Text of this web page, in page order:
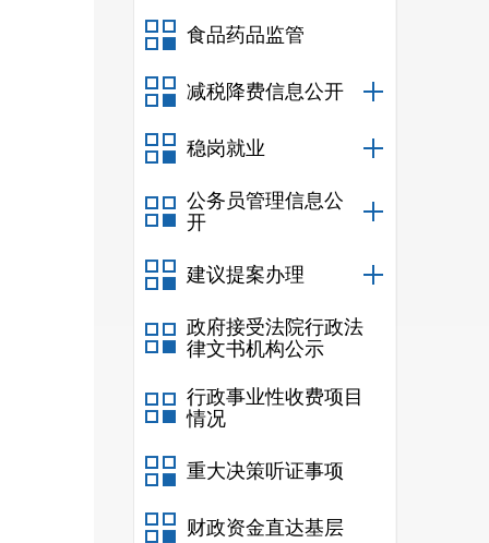
食品药品监管
减税降费信息公开
稳岗就业
公务员管理信息公
开
建议提案办理
政府接受法院行政法
律文书机构公示
行政事业性收费项目
情况
重大决策听证事项
财政资金直达基层